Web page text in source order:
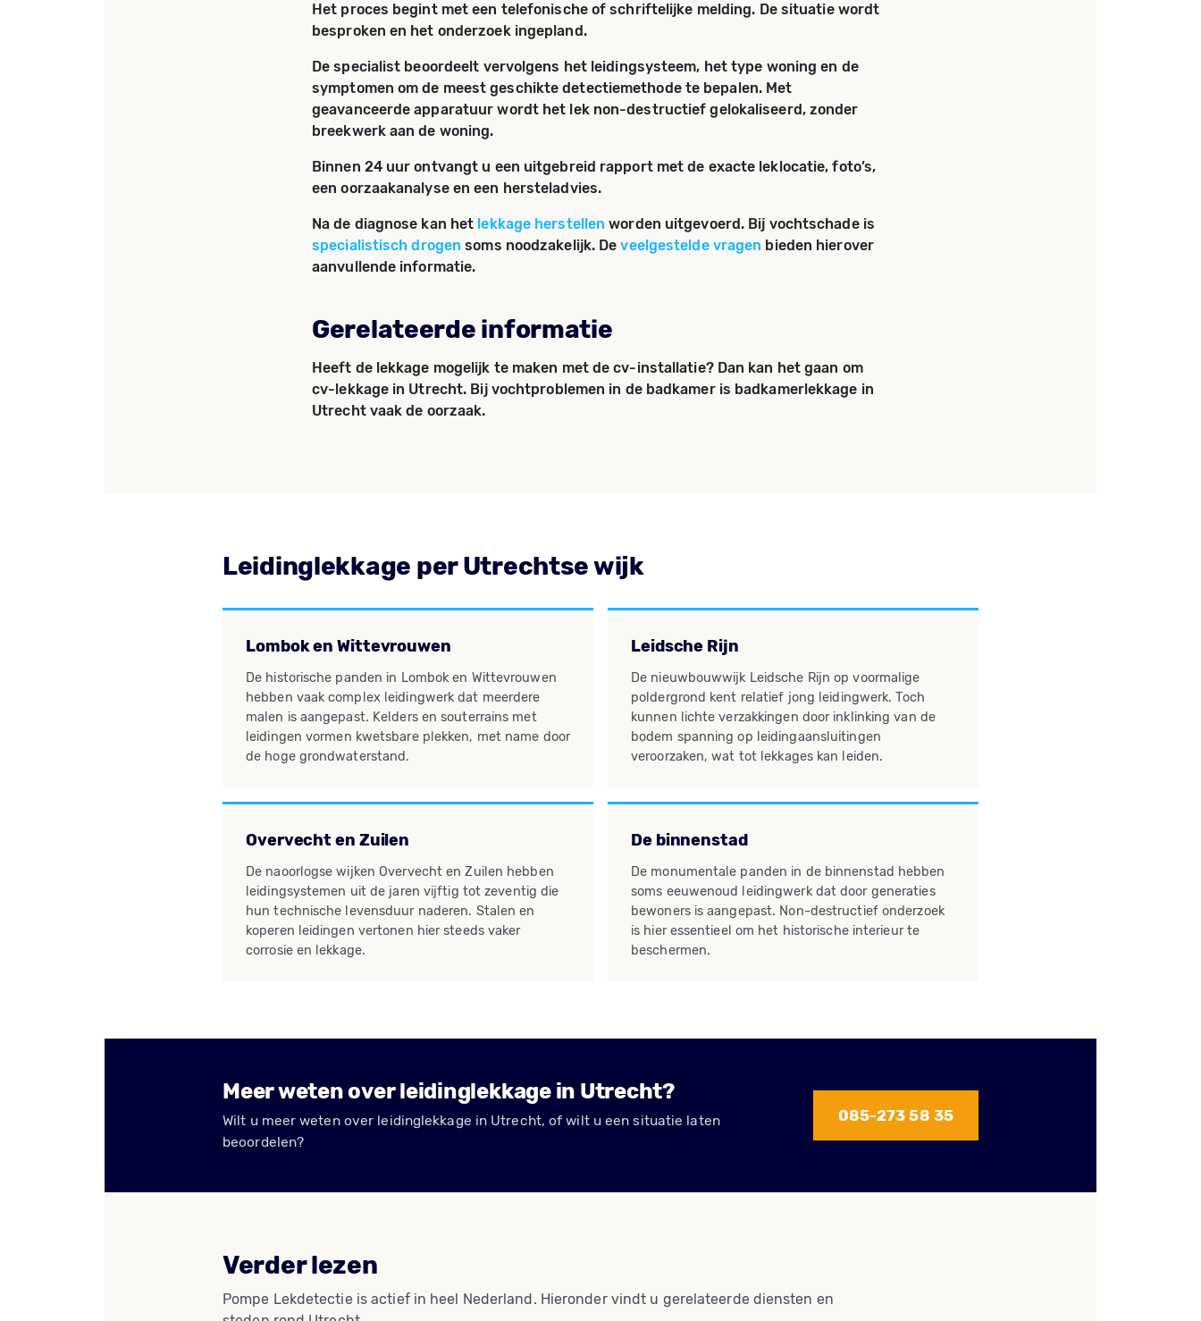
Het proces begint met een telefonische of schriftelijke melding. De situatie wordt
besproken en het onderzoek ingepland.
De specialist beoordeelt vervolgens het leidingsysteem, het type woning en de
symptomen om de meest geschikte detectiemethode te bepalen. Met
geavanceerde apparatuur wordt het lek non-destructief gelokaliseerd, zonder
breekwerk aan de woning.
Binnen 24 uur ontvangt u een uitgebreid rapport met de exacte leklocatie, foto’s,
een oorzaakanalyse en een hersteladvies.
Na de diagnose kan het lekkage herstellen worden uitgevoerd. Bij vochtschade is
specialistisch drogen soms noodzakelijk. Deveelgestelde vragen bieden hierover
aanvullende informatie.
Gerelateerde informatie
Heeft de lekkage mogelijk te maken met de cv-installatie? Dan kan het gaan om
cv-lekkage in Utrecht. Bij vochtproblemen in de badkamer is badkamerlekkage in
Utrecht vaak de oorzaak.
Leidinglekkage per Utrechtse wijk
Lombok en Wittevrouwen
De historische panden in Lombok en Wittevrouwen
hebben vaak complex leidingwerk dat meerdere
malen is aangepast. Kelders en souterrains met
leidingen vormen kwetsbare plekken, met name door
de hoge grondwaterstand.
Leidsche Rijn
De nieuwbouwwijk Leidsche Rijn op voormalige
poldergrond kent relatief jong leidingwerk. Toch
kunnen lichte verzakkingen door inklinking van de
bodem spanning op leidingaansluitingen
veroorzaken, wat tot lekkages kan leiden.
Overvecht en Zuilen
De naoorlogse wijken Overvecht en Zuilen hebben
leidingsystemen uit de jaren vijftig tot zeventig die
hun technische levensduur naderen. Stalen en
koperen leidingen vertonen hier steeds vaker
corrosie en lekkage.
De binnenstad
De monumentale panden in de binnenstad hebben
soms eeuwenoud leidingwerk dat door generaties
bewoners is aangepast. Non-destructief onderzoek
is hier essentieel om het historische interieur te
beschermen.
Meer weten over leidinglekkage in Utrecht?
Wilt u meer weten over leidinglekkage in Utrecht, of wilt u een situatie laten
beoordelen?
085-273 58 35
Verder lezen
Pompe Lekdetectie is actief in heel Nederland. Hieronder vindt u gerelateerde diensten en